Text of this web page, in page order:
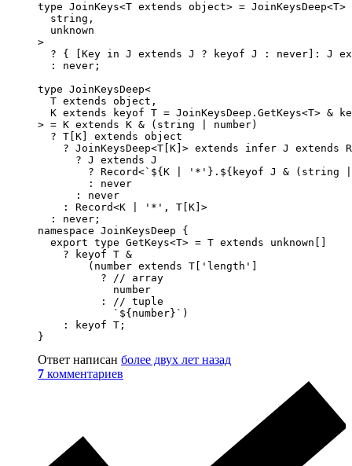
type JoinKeys<T extends object> =
  string,
  unknown
>
? { [Key in J extends J ? keyof J : never]: J
  : never;
type JoinKeysDeep<
  T extends object,
K extends keyof T = JoinKeysDeep.GetKeys<T> &
> = K extends K & (string | number)
  ? T[K] extends object
? JoinKeysDeep<T[K]> extends infer J extends
      ? J extends J
? Record<`${K | '*'}.${keyof J & (string
        : never
      : never
    : Record<K | '*', T[K]>
  : never;
namespace JoinKeysDeep {
  export type GetKeys<T> = T extends unknown[]
    ? keyof T &
        (number extends T['length']
          ? // array
            number
          : // tuple
            `${number}`)
    : keyof T;
}
Ответ написан более двух лет назад
7 комментариев